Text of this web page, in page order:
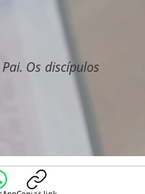
Os discípulos